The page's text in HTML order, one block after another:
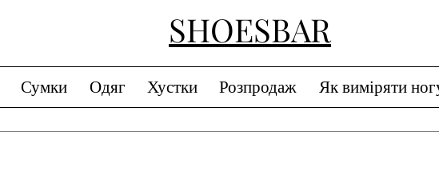
SHOESBAR
Сумки Одяг Хустки Розпродаж Як виміряти